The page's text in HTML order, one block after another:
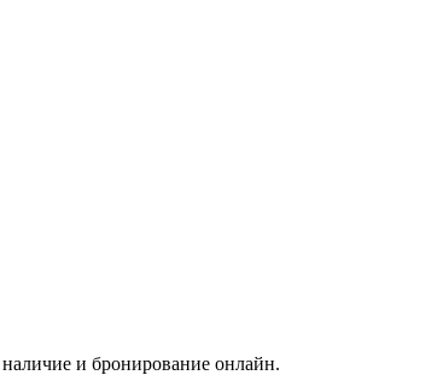
и бронирование онлайн.